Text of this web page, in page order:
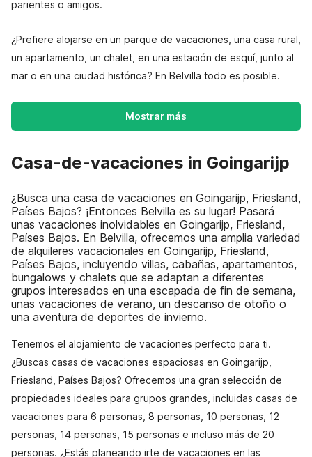
parientes o amigos.
¿Prefiere alojarse en un parque de vacaciones, una casa rural,
un apartamento, un chalet, en una estación de esquí, junto al
mar o en una ciudad histórica? En Belvilla todo es posible.
Mostrar más
Casa-de-vacaciones in Goingarijp
¿Busca una casa de vacaciones en Goingarijp, Friesland,
Países Bajos? ¡Entonces Belvilla es su lugar! Pasará
unas vacaciones inolvidables en Goingarijp, Friesland,
Países Bajos. En Belvilla, ofrecemos una amplia variedad
de alquileres vacacionales en Goingarijp, Friesland,
Países Bajos, incluyendo villas, cabañas, apartamentos,
bungalows y chalets que se adaptan a diferentes
grupos interesados en una escapada de fin de semana,
unas vacaciones de verano, un descanso de otoño o
una aventura de deportes de invierno.
Tenemos el alojamiento de vacaciones perfecto para ti.
¿Buscas casas de vacaciones espaciosas en Goingarijp,
Friesland, Países Bajos? Ofrecemos una gran selección de
propiedades ideales para grupos grandes, incluidas casas de
vacaciones para 6 personas, 8 personas, 10 personas, 12
personas, 14 personas, 15 personas e incluso más de 20
personas. ¿Estás planeando irte de vacaciones en las